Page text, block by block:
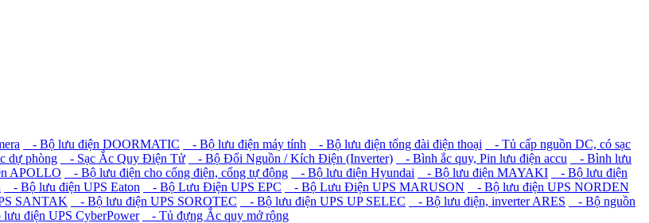
- Bộ lưu điện DOORMATIC - Bộ lưu điện máy tính - Bộ lưu điện tổng đài điện thoại
- Tủ cấp nguồn DC, có sạc
dự phòng - Sạc Ắc Quy Điện Tử - Bộ Đổi Nguồn / Kích Điện (Inverter) - Bình ắc quy, Pin lưu điện accu
- Bình lưu
APOLLO - Bộ lưu điện cho cổng điện, cổng tự động - Bộ lưu điện Hyundai - Bộ lưu điện MAYAKI
- Bộ lưu điện
- Bộ lưu điện UPS Eaton - Bộ Lưu Điện UPS EPC - Bộ Lưu Điện UPS MARUSON
- Bộ lưu điện UPS NORDEN
SANTAK - Bộ lưu điện UPS SOROTEC - Bộ lưu điện UPS UP SELEC - Bộ lưu điện, inverter ARES
- Bộ nguồn
điện UPS CyberPower - Tủ đựng Ắc quy mở rộng